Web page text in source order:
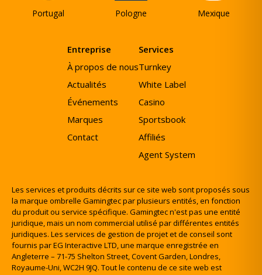
Portugal Pologne Mexique
Entreprise
À propos de nous
Actualités
Événements
Marques
Contact
Services
Turnkey
White Label
Casino
Sportsbook
Affiliés
Agent System
Les services et produits décrits sur ce site web sont proposés sous
la marque ombrelle Gamingtec par plusieurs entités, en fonction
du produit ou service spécifique. Gamingtec n'est pas une entité
juridique, mais un nom commercial utilisé par différentes entités
juridiques. Les services de gestion de projet et de conseil sont
fournis par EG Interactive LTD, une marque enregistrée en
Angleterre – 71-75 Shelton Street, Covent Garden, Londres,
Royaume-Uni, WC2H 9JQ. Tout le contenu de ce site web est